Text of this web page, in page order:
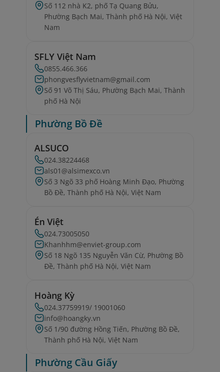
Số 112 nhà K2, phố Tạ Quang Bửu,
Phường Bạch Mai, Thành phố Hà Nội, Việt
Nam
SFLY Việt Nam
0855.466.366
phongvesflyvietnam@gmail.com
Số 91 Võ Thị Sáu, Phường Bạch Mai, Thành
phố Hà Nội
Phường Bồ Đề
ALSUCO
024.38224468
als01@alsimexco.vn
Số 3 Ngõ 33 phố Hoàng Minh Đạo, Phường
Bồ Đề, Thành phố Hà Nội, Việt Nam
Én Việt
024.73005050
Khanhhm@enviet-group.com
Số 18 Ngõ 135 Nguyễn Văn Cừ, Phường Bồ
Đề, Thành phố Hà Nội, Việt Nam
Hoàng Kỳ
024.37759919/ 19001060
info@hoangky.vn
Số 1/90 đường Hồng Tiến, Phường Bồ Đề,
Thành phố Hà Nội, Việt Nam
Phường Cầu Giấy